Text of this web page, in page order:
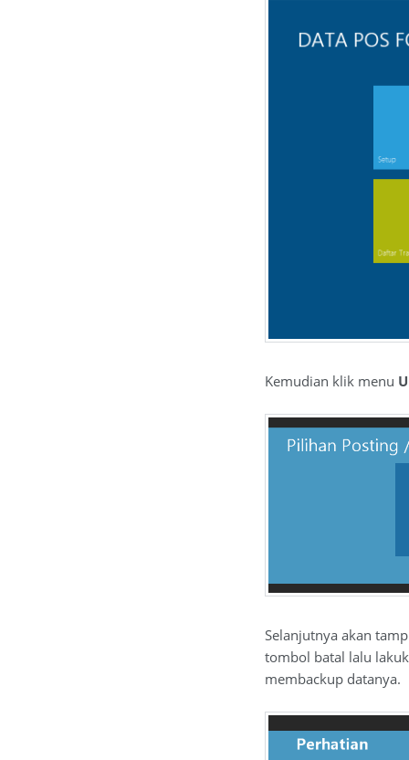
Kemudian klik menu
Selanjutnya akan
tombol batal lalu
membackup datanya.